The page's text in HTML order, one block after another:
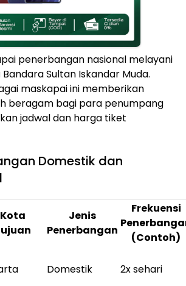
penerbangan nasional melayani
Sultan Iskandar Muda.
maskapai ini memberikan
beragam bagi para penumpang
jadwal dan harga tiket
Domestik dan
Kota
Jenis
Penerbangan
Frekuensi
(Contoh)
Domestik 2x sehari